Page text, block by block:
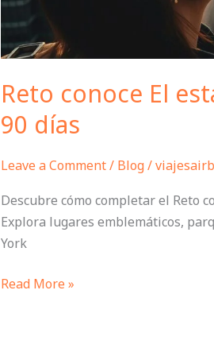
Reto conoce El
90 días
Leave a Comment/ Blog/
Descubre cómo completar el Reto
Explora lugares emblemáticos,
York
Read More »